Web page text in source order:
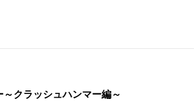
クラッシュハンマー編～